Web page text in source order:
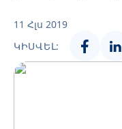
Українська
11 Հլս 2019
ԿԻՍՎԵԼ: